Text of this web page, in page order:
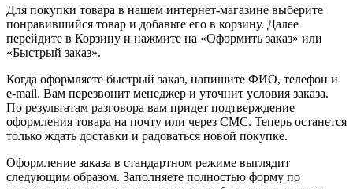
Для покупки товара в нашем интернет-магазине выберите
понравившийся товар и добавьте его в корзину. Далее
перейдите в Корзину и нажмите на «Оформить заказ» или
«Быстрый заказ».
Когда оформляете быстрый заказ, напишите ФИО, телефон и
e-mail. Вам перезвонит менеджер и уточнит условия заказа.
По результатам разговора вам придет подтверждение
оформления товара на почту или через СМС. Теперь останется
только ждать доставки и радоваться новой покупке.
Оформление заказа в стандартном режиме выглядит
следующим образом. Заполняете полностью форму по